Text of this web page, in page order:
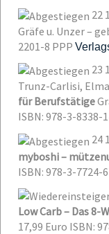
22
Gräfe u. Unzer –
2201-8 PPP
23
Trunz-Carlisi,
für Berufstätige
ISBN: 978-3-8338-
24
myboshi –
ISBN: 978-3-7724-
Low Carb – Das
17,99 Euro ISBN: